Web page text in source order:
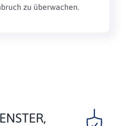
zu überwachen.